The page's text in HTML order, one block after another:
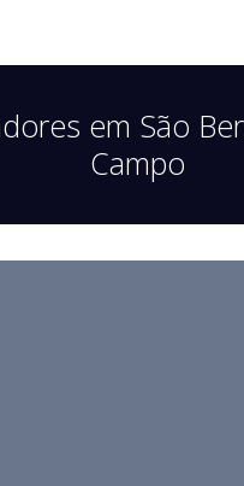
em São
Campo